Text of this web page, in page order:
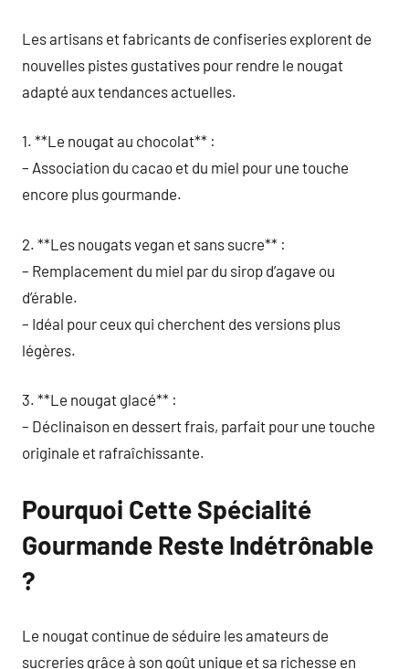
Les artisans et fabricants de confiseries explorent de
nouvelles pistes gustatives pour rendre le nougat
adapté aux tendances actuelles.
1. **Le nougat au chocolat** :
– Association du cacao et du miel pour une touche
encore plus gourmande.
2. **Les nougats vegan et sans sucre** :
– Remplacement du miel par du sirop d’agave ou
d’érable.
– Idéal pour ceux qui cherchent des versions plus
légères.
3. **Le nougat glacé** :
– Déclinaison en dessert frais, parfait pour une touche
originale et rafraîchissante.
Pourquoi Cette Spécialité
Gourmande Reste Indétrônable
?
Le nougat continue de séduire les amateurs de
sucreries grâce à son goût unique et sa richesse en